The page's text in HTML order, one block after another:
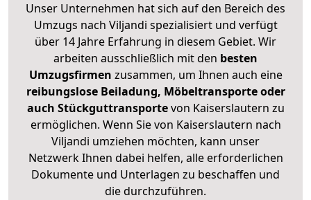
Unser Unternehmen hat sich auf den Bereich des
Umzugs nach Viljandi spezialisiert und verfügt
über 14 Jahre Erfahrung in diesem Gebiet. Wir
arbeiten ausschließlich mit den besten
Umzugsfirmen zusammen, um Ihnen auch eine
reibungslose Beiladung, Möbeltransporte oder
auch Stückguttransportevon Kaiserslautern zu
ermöglichen. Wenn Sie von Kaiserslautern nach
Viljandi umziehen möchten, kann unser
Netzwerk Ihnen dabei helfen, alle erforderlichen
Dokumente und Unterlagen zu beschaffen und
die durchzuführen.